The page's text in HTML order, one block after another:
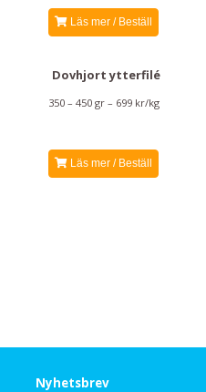
Läs mer / Beställ
Dovhjort ytterfilé
350 – 450 gr – 699 kr/kg
Läs mer / Beställ
Nyhetsbrev